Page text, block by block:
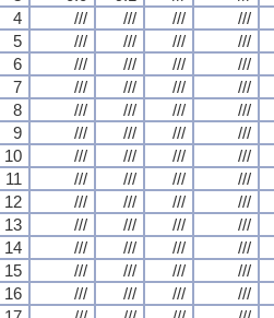
4
/// /// /// ///
5
/// /// /// ///
6
/// /// /// ///
7
/// /// /// ///
8
/// /// /// ///
9
/// /// /// ///
10
/// /// /// ///
11
/// /// /// ///
12
/// /// /// ///
13
/// /// /// ///
14
/// /// /// ///
15
/// /// /// ///
16
/// /// /// ///
4
/// /// /// ///
5
/// /// /// ///
6
/// /// /// ///
7
/// /// /// ///
8
/// /// /// ///
9
/// /// /// ///
10
/// /// /// ///
11
/// /// /// ///
12
/// /// /// ///
13
/// /// /// ///
14
/// /// /// ///
15
/// /// /// ///
16
/// /// /// ///
4
/// /// /// ///
5
/// /// /// ///
6
/// /// /// ///
7
/// /// /// ///
8
/// /// /// ///
9
/// /// /// ///
10
/// /// /// ///
11
/// /// /// ///
12
/// /// /// ///
13
/// /// /// ///
14
/// /// /// ///
15
/// /// /// ///
16
/// /// /// ///
4
/// /// /// ///
5
/// /// /// ///
6
/// /// /// ///
7
/// /// /// ///
8
/// /// /// ///
9
/// /// /// ///
10
/// /// /// ///
11
/// /// /// ///
12
/// /// /// ///
13
/// /// /// ///
14
/// /// /// ///
15
/// /// /// ///
16
/// /// /// ///